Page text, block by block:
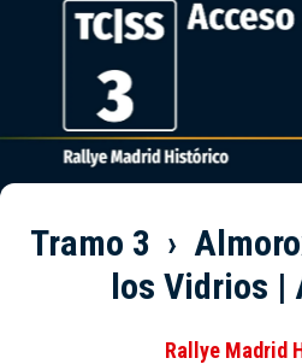
Tramo 3 ›
los Vidrios |
Rallye Madrid